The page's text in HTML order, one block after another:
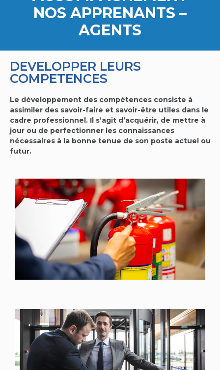
NOS APPRENANTS –
AGENTS
DEVELOPPER LEURS
COMPETENCES
Le développement des compétences consiste à
assimiler des savoir-faire et savoir-être utiles dans le
cadre professionnel. Il s’agit d’acquérir, de mettre à
jour ou de perfectionner les connaissances
nécessaires à la bonne tenue de son poste actuel ou
futur.